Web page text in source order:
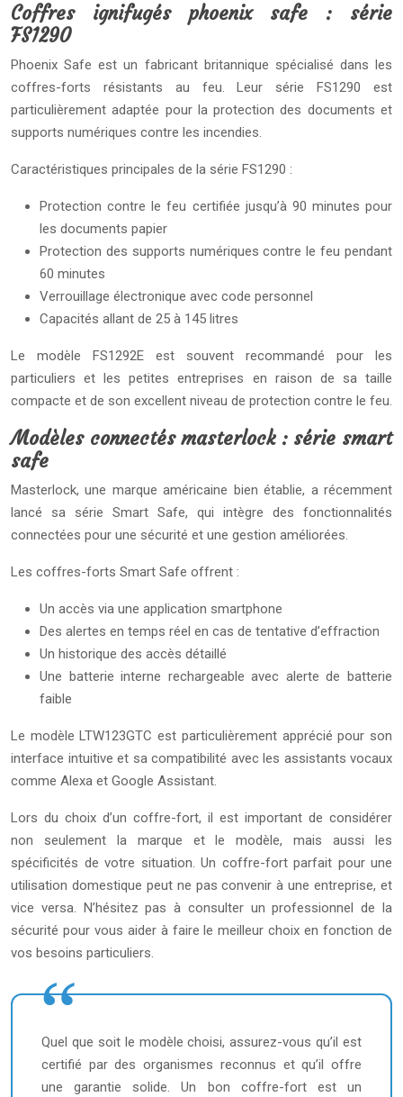
Coffres ignifugés phoenix safe : série
FS1290
Phoenix Safe est un fabricant britannique spécialisé dans les
coffres-forts résistants au feu. Leur série FS1290 est
particulièrement adaptée pour la protection des documents et
supports numériques contre les incendies.
Caractéristiques principales de la série FS1290 :
Protection contre le feu certifiée jusqu’à 90 minutes pour
les documents papier
Protection des supports numériques contre le feu pendant
60 minutes
Verrouillage électronique avec code personnel
Capacités allant de 25 à 145 litres
Le modèle FS1292E est souvent recommandé pour les
particuliers et les petites entreprises en raison de sa taille
compacte et de son excellent niveau de protection contre le feu.
Modèles connectés masterlock : série smart
safe
Masterlock, une marque américaine bien établie, a récemment
lancé sa série Smart Safe, qui intègre des fonctionnalités
connectées pour une sécurité et une gestion améliorées.
Les coffres-forts Smart Safe offrent :
Un accès via une application smartphone
Des alertes en temps réel en cas de tentative d’effraction
Un historique des accès détaillé
Une batterie interne rechargeable avec alerte de batterie
faible
Le modèle LTW123GTC est particulièrement apprécié pour son
interface intuitive et sa compatibilité avec les assistants vocaux
comme Alexa et Google Assistant.
Lors du choix d’un coffre-fort, il est important de considérer
non seulement la marque et le modèle, mais aussi les
spécificités de votre situation. Un coffre-fort parfait pour une
utilisation domestique peut ne pas convenir à une entreprise, et
vice versa. N’hésitez pas à consulter un professionnel de la
sécurité pour vous aider à faire le meilleur choix en fonction de
vos besoins particuliers.
Quel que soit le modèle choisi, assurez-vous qu’il est
certifié par des organismes reconnus et qu’il offre
une garantie solide. Un bon coffre-fort est un